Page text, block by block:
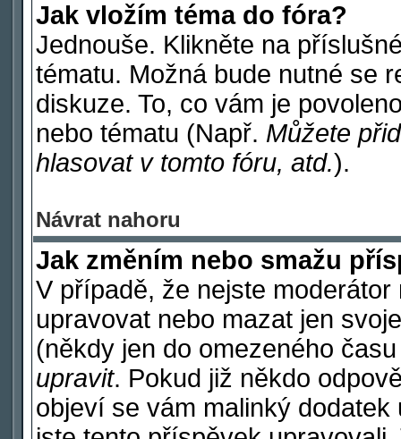
Jak vložím téma do fóra?
Jednouše. Klikněte na
tématu. Možná bude nutné se
diskuze. To, co vám je
nebo tématu (Např. Můžete
hlasovat v tomto fóru, atd.).
Návrat nahoru
Jak změním nebo smažu
V případě, že nejste
upravovat nebo mazat jen
(někdy jen do omezeného
upravit. Pokud již někdo
objeví se vám malinký